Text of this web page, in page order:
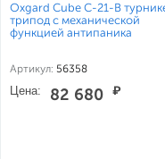
Oxgard Cube C-21-B
трипод с механической
функцией антипаника
Артикул: 56358
Цена: 82 680 ₽